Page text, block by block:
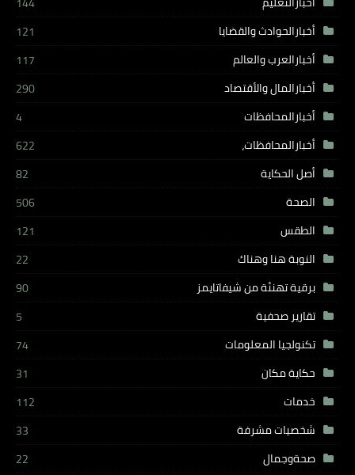
أخبارالحوادث والقضايا
121
أخبارالعرب والعالم
117
أخبارالمال والأقتصاد
290
أخبارالمحافظات
4
أخبارالمحافظات،
622
أصل الحكاية
82
الصحة
506
الطقس
121
النوبة هنا وهناك
22
برقية تهنئة من شيفاتايمز
90
تقارير صحفية
5
تكنولجيا المعلومات
74
حكاية مكان
31
خدمات
112
شخصيات مشرفة
33
صحةوجمال
22